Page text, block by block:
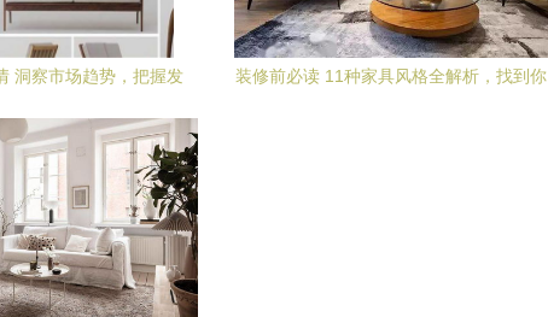
洞察市场趋势，把握发
装修前必读 11种家具风格全解析，找到你